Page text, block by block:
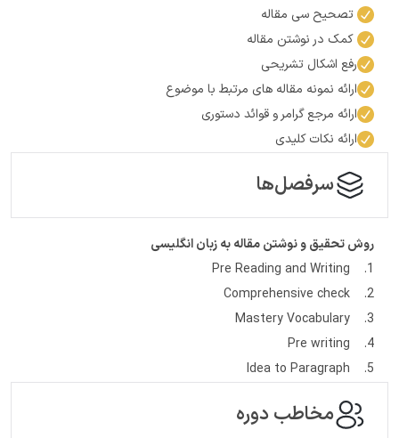
تصحیح سی مقاله
کمک در نوشتن مقاله
رفع اشکال تشریحی
ارائه نمونه مقاله های مرتبط با موضوع
ارائه مرجع گرامر و قوائد دستوری
ارائه نکات کلیدی
سرفصل‌ها
روش تحقیق و نوشتن مقاله به زبان انگلیسی
1. Pre Reading and Writing
2. Comprehensive check
3. Mastery Vocabulary
4. Pre writing
5. Idea to Paragraph
مخاطب دوره